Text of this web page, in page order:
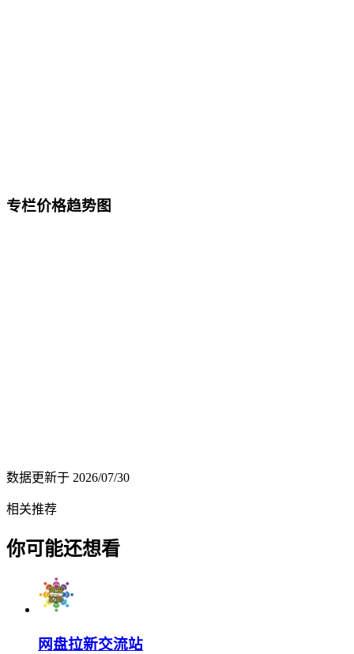
专栏价格趋势图
数据更新于 2026/07/30
相关推荐
你可能还想看
网盘拉新交流站